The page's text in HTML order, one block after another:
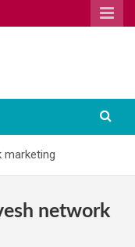
marketing
network